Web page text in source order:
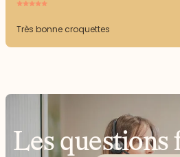
Très bonne croquettes
Les questions